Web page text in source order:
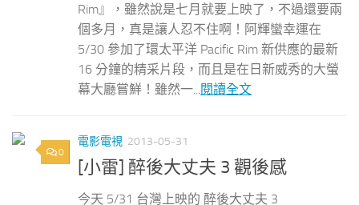
Rim』，雖然說是七月就要上映了，不過還要兩
個多月，真是讓人忍不住啊！阿輝蠻幸運在
5/30 參加了環太平洋 Pacific Rim 新供應的最新
16 分鐘的精采片段，而且是在日新威秀的大螢
幕大廳嘗鮮！雖然一... 閱讀全文
0
電影電視 2013-05-31
[小雷] 醉後大丈夫 3 觀後感
今天 5/31 台灣上映的 醉後大丈夫 3